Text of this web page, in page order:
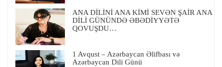
ANA DİLİNİ ANA KİMİ SEVƏN ŞAİR ANA
DİLİ GÜNÜNDƏ ƏBƏDİYYƏTƏ
QOVUŞDU…
1 Avqust – Azərbaycan Əlifbası və
Azərbaycan Dili Günü